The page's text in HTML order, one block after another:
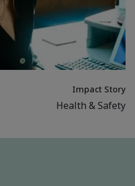
Impact Story
Health & Safety